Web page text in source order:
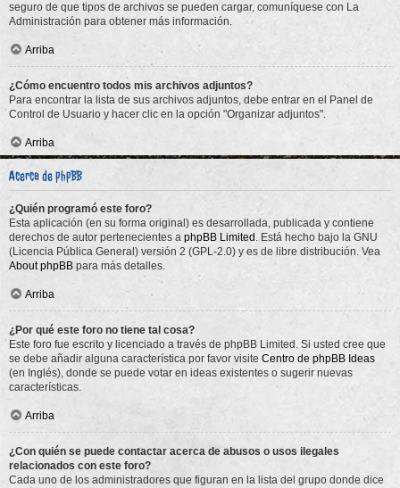
seguro de que tipos de archivos se pueden cargar, comuníquese con La
Administración para obtener más información.
Arriba
¿Cómo encuentro todos mis archivos adjuntos?
Para encontrar la lista de sus archivos adjuntos, debe entrar en el Panel de
Control de Usuario y hacer clic en la opción "Organizar adjuntos".
Arriba
Acerca de phpBB
¿Quién programó este foro?
Esta aplicación (en su forma original) es desarrollada, publicada y contiene
derechos de autor pertenecientes a phpBB Limited . Está hecho bajo la GNU
(Licencia Pública General) versión 2 (GPL-2.0) y es de libre distribución. Vea
About phpBB para más detalles.
Arriba
¿Por qué este foro no tiene tal cosa?
Este foro fue escrito y licenciado a través de phpBB Limited. Si usted cree que
se debe añadir alguna característica por favor visite Centro de phpBB Ideas
(en Inglés), donde se puede votar en ideas existentes o sugerir nuevas
características.
Arriba
¿Con quién se puede contactar acerca de abusos o usos ilegales
relacionados con este foro?
Cada uno de los administradores que figuran en la lista del grupo donde dice